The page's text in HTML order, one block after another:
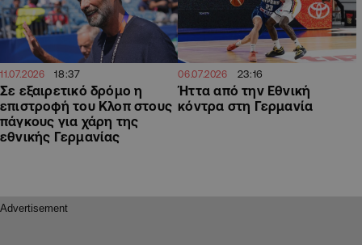
11.07.2026 18:37
Σε εξαιρετικό δρόμο η
επιστροφή του Κλοπ στους
πάγκους για χάρη της
εθνικής Γερμανίας
06.07.2026 23:16
Ήττα από την Εθνική
κόντρα στη Γερμανία